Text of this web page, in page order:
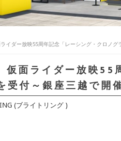
イダー放映55周年記念「レーシング・クロノ
仮面ライダー放映55
受付～銀座三越で開
(ブライトリング )